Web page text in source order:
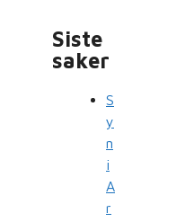
Siste
saker
S
y
n
i
A
r